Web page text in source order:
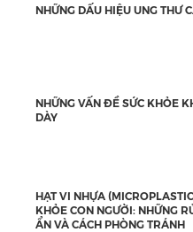
NHỮNG DẤU HIỆU UNG THƯ
NHỮNG VẤN ĐỀ SỨC KHỎE
DÀY
HẠT VI NHỰA
KHỎE CON NGƯỜI: NHỮNG
ẨN VÀ CÁCH PHÒNG TRÁNH